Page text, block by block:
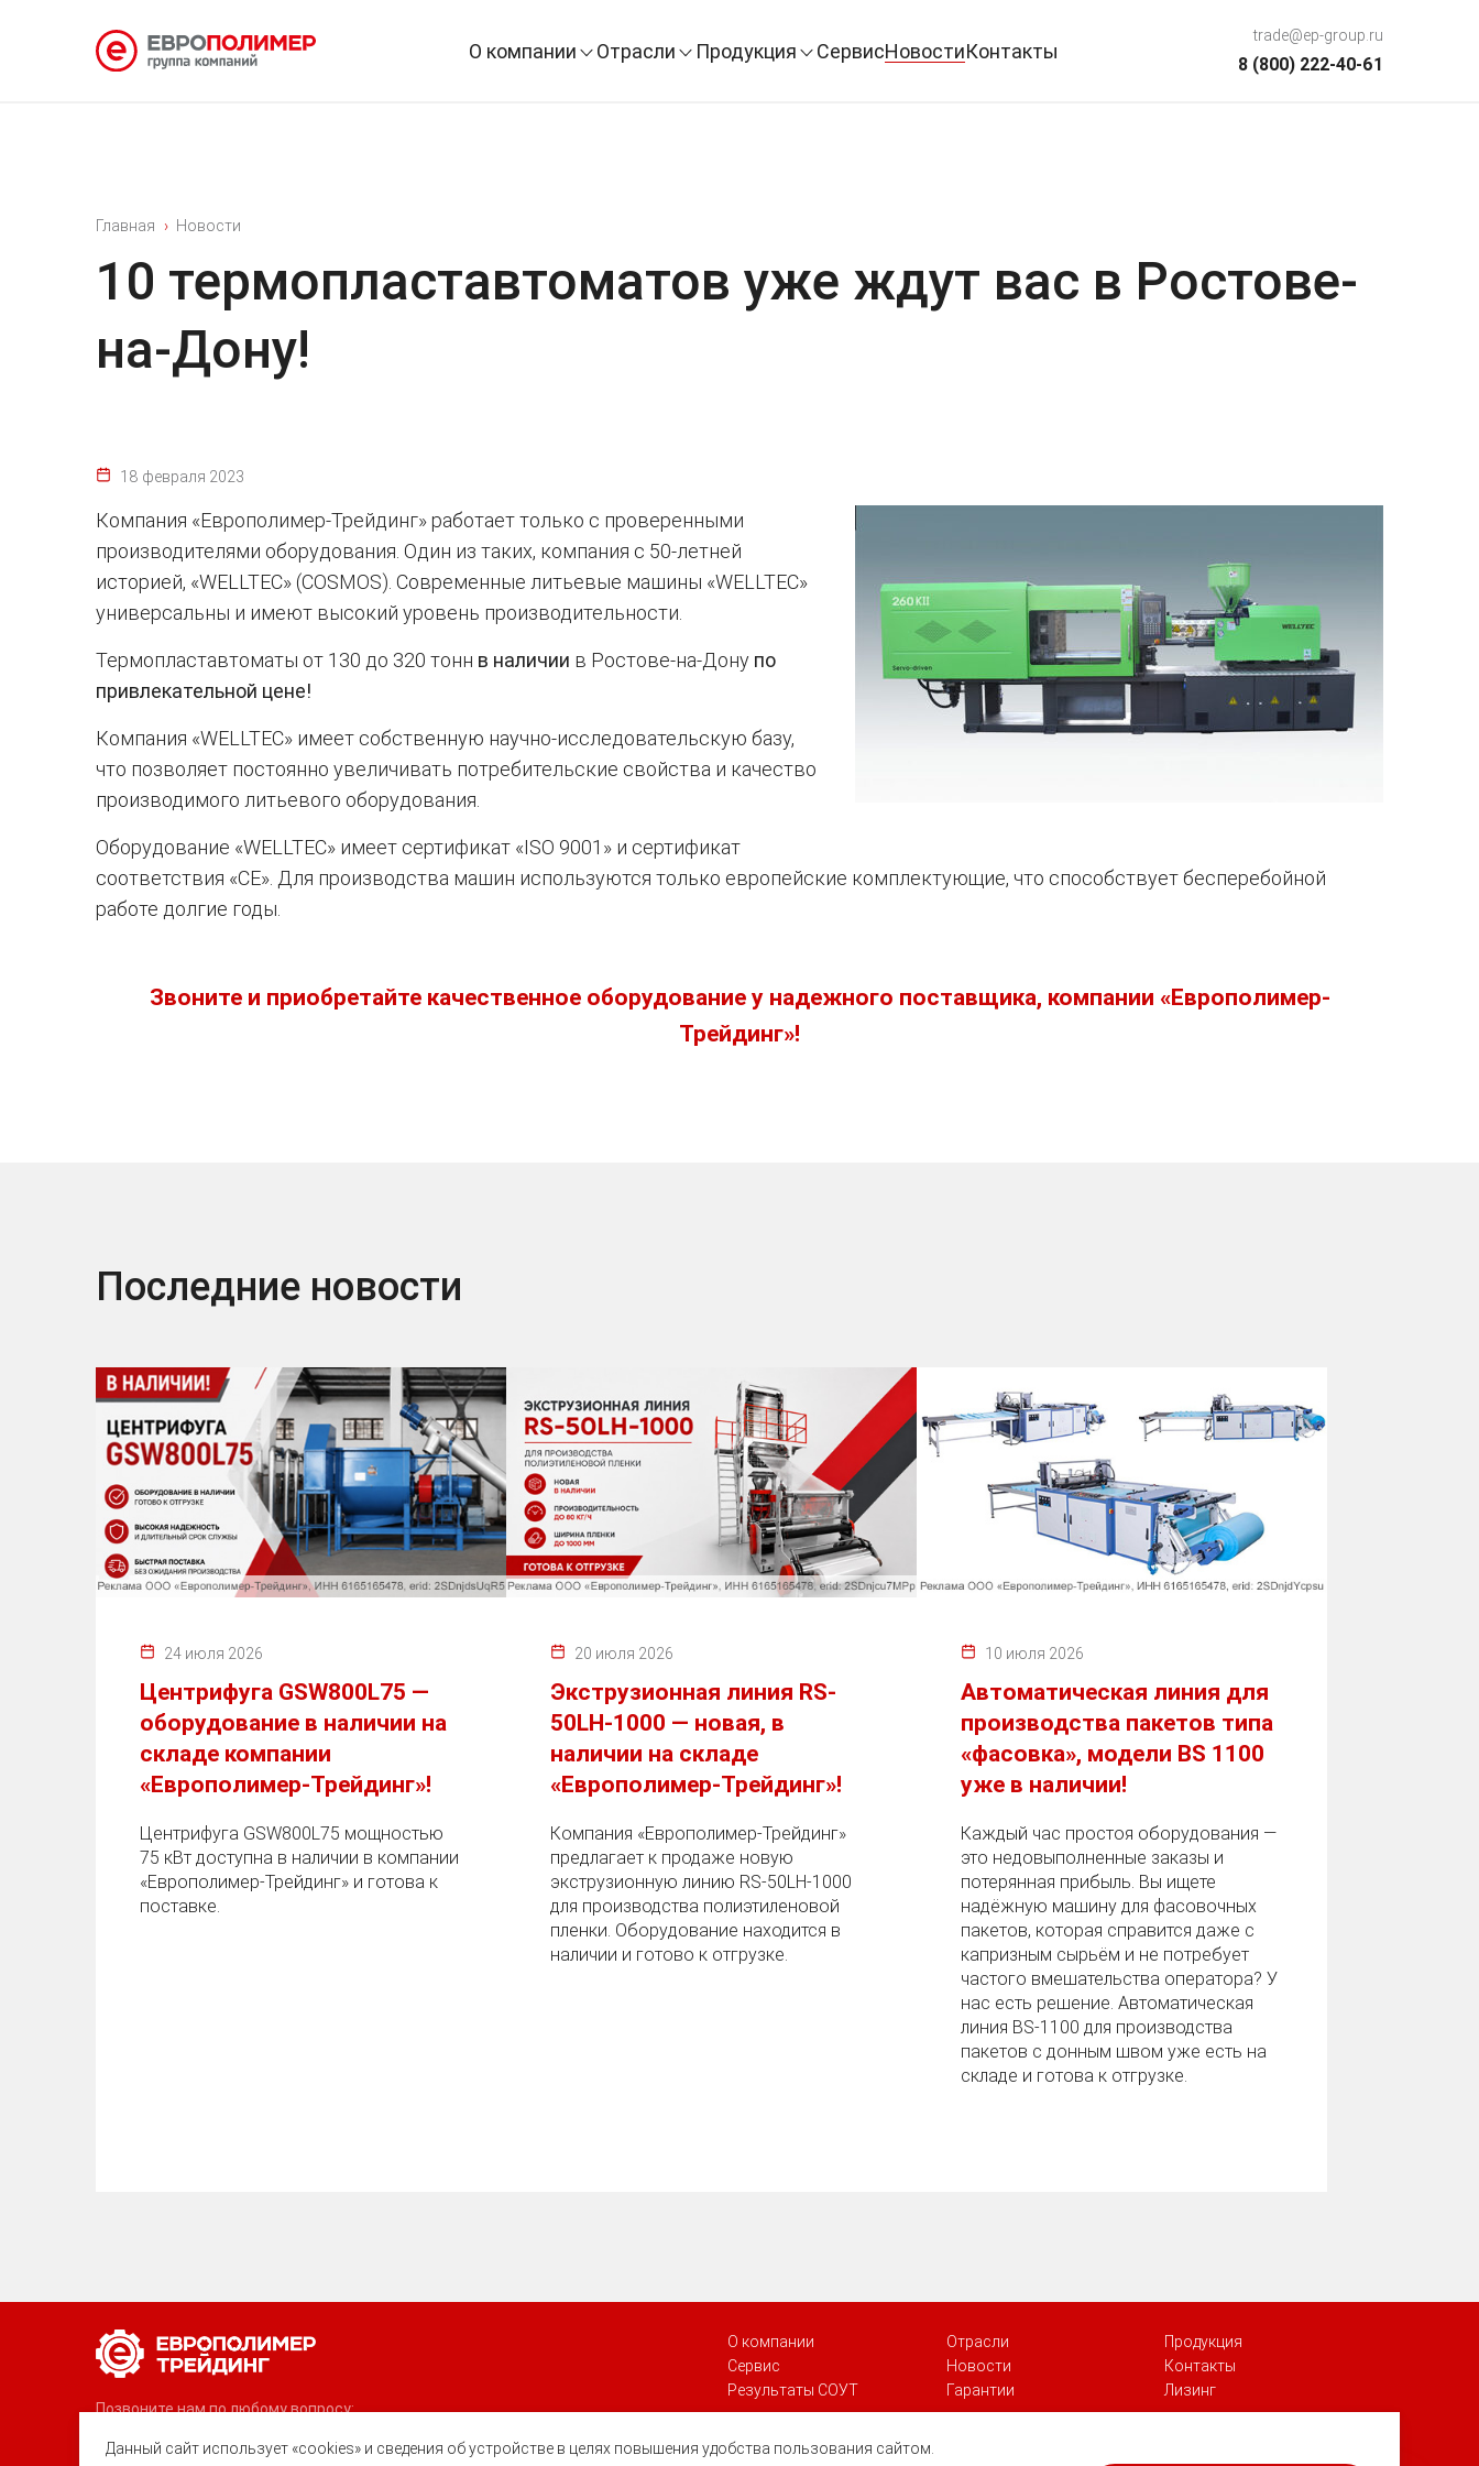
О компании Отрасли Продукция СервисНовостиКонтакты
trade@ep-group.ru
8 (800) 222-40-61
Главная Новости
10 термопластавтоматов уже ждут вас в Ростове-
на-Дону!
18 февраля 2023
Компания «Европолимер-Трейдинг» работает только с проверенными
производителями оборудования. Один из таких, компания с 50-летней
историей, «WELLTEC» (COSMOS). Современные литьевые машины «WELLTEC»
универсальны и имеют высокий уровень производительности.
Термопластавтоматы от 130 до 320 тонн в наличии в Ростове-на-Дону по
привлекательной цене!
Компания «WELLTEC» имеет собственную научно-исследовательскую базу,
что позволяет постоянно увеличивать потребительские свойства и качество
производимого литьевого оборудования.
Оборудование «WELLTEC» имеет сертификат «ISO 9001» и сертификат
соответствия «CE». Для производства машин используются только европейские комплектующие, что способствует бесперебойной
работе долгие годы.
Звоните и приобретайте качественное оборудование у надежного поставщика, компании «Европолимер-
Трейдинг»!
Последние новости
24 июля 2026
Центрифуга GSW800L75 —
оборудование в наличии на
складе компании
«Европолимер-Трейдинг»!
Центрифуга GSW800L75 мощностью
75 кВт доступна в наличии в компании
«Европолимер-Трейдинг» и готова к
поставке.
20 июля 2026
Экструзионная линия RS-
50LH-1000 — новая, в
наличии на складе
«Европолимер-Трейдинг»!
Компания «Европолимер-Трейдинг»
предлагает к продаже новую
экструзионную линию RS-50LH-1000
для производства полиэтиленовой
пленки. Оборудование находится в
наличии и готово к отгрузке.
10 июля 2026
Автоматическая линия для
производства пакетов типа
«фасовка», модели BS 1100
уже в наличии!
Каждый час простоя оборудования —
это недовыполненные заказы и
потерянная прибыль. Вы ищете
надёжную машину для фасовочных
пакетов, которая справится даже с
капризным сырьём и не потребует
частого вмешательства оператора? У
нас есть решение. Автоматическая
линия BS‑1100 для производства
пакетов с донным швом уже есть на
складе и готова к отгрузке.
Позвоните нам по любому вопросу:
8 (800) 222-40-61
О компании Отрасли
Продукция
Сервис
Новости
Контакты
Результаты СОУТ
Гарантии Лизинг
Данный сайт использует «cookies» и сведения об устройстве в целях повышения удобства пользования сайтом.